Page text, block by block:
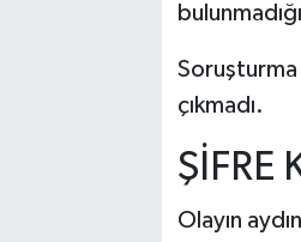
Soruşturma
çıkmadı.
ŞİFRE
Olayın